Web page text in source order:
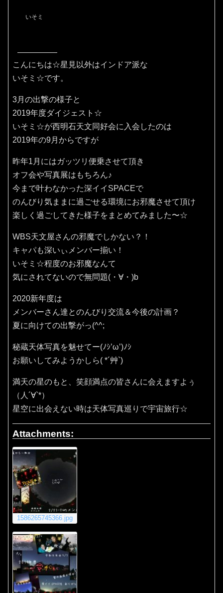
いそミ
こんにちは☆星見以外はインドア派な
いそミ☆です。
3月の出撃の様子と
2019年度ダイジェスト☆
いそミ☆が西明石天文同好会に入会したのは
2019年の9月からですが
昨年1月にはガッツリ便乗させて頂き
オフ会や写真展はもちろん♪
今まで叶わなかった深イイSPACEで
のんびり気ままに過ごせる環境にお邪魔させて頂け
楽しく過ごしてきた様子をまとめてみました〜☆
WBS天文屋さんの邪魔でしかない？！
キャパも深いぃメンバー揃い！
いそミ☆程度のお邪魔なんて
気にされてないので無問題(・∀・)b
2020新年度は
メンバーさん達とのんびり交流＆今後の計画？
夏に向けての出撃がっ(^^;
秘蔵天体写真を魅せてー(ﾉｼ’ω’)ﾉｼ
お願いしてみようかしら( *´艸`)
満天の星のもと、笑顔満点の皆さんに会えますよぅ
（人´∀`*）
星空に出会えない時は天体写真巡りで宇宙旅行☆
Attachments:
1586265745366.jpg